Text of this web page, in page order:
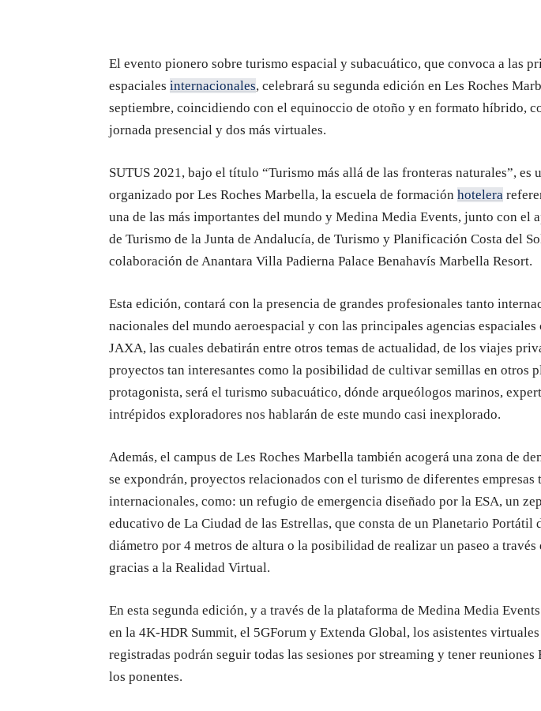
El evento pionero sobre turismo espacial y subacuático, que convoca a las
espaciales internacionales, celebrará su segunda edición en Les Roches
septiembre, coincidiendo con el equinoccio de otoño y en formato híbrido,
jornada presencial y dos más virtuales.
SUTUS 2021, bajo el título “Turismo más allá de las fronteras naturales”, es
organizado por Les Roches Marbella, la escuela de formación hotelera
una de las más importantes del mundo y Medina Media Events, junto con el
de Turismo de la Junta de Andalucía, de Turismo y Planificación Costa del
colaboración de Anantara Villa Padierna Palace Benahavís Marbella Resort.
Esta edición, contará con la presencia de grandes profesionales tanto
nacionales del mundo aeroespacial y con las principales agencias
JAXA, las cuales debatirán entre otros temas de actualidad, de los viajes
proyectos tan interesantes como la posibilidad de cultivar semillas en otros
protagonista, será el turismo subacuático, dónde arqueólogos marinos,
intrépidos exploradores nos hablarán de este mundo casi inexplorado.
Además, el campus de Les Roches Marbella también acogerá una zona de
se expondrán, proyectos relacionados con el turismo de diferentes empresas
internacionales, como: un refugio de emergencia diseñado por la ESA, un
educativo de La Ciudad de las Estrellas, que consta de un Planetario Portátil
diámetro por 4 metros de altura o la posibilidad de realizar un paseo a través
gracias a la Realidad Virtual.
En esta segunda edición, y a través de la plataforma de Medina Media
en la 4K-HDR Summit, el 5GForum y Extenda Global, los asistentes virtuales
registradas podrán seguir todas las sesiones por streaming y tener
los ponentes.